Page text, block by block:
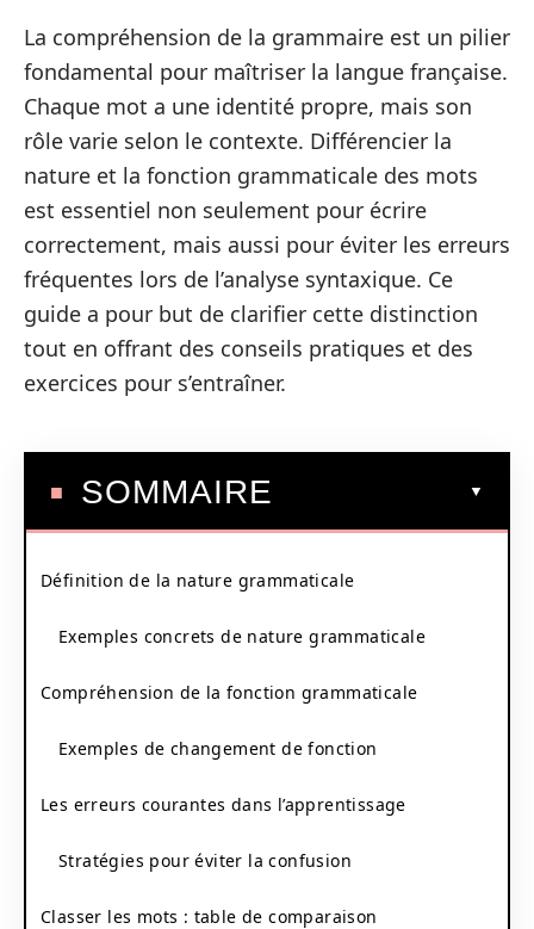
La compréhension de la grammaire est un pilier
fondamental pour maîtriser la langue française.
Chaque mot a une identité propre, mais son
rôle varie selon le contexte. Différencier la
nature et la fonction grammaticale des mots
est essentiel non seulement pour écrire
correctement, mais aussi pour éviter les erreurs
fréquentes lors de l’analyse syntaxique. Ce
guide a pour but de clarifier cette distinction
tout en offrant des conseils pratiques et des
exercices pour s’entraîner.
SOMMAIRE
Définition de la nature grammaticale
Exemples concrets de nature grammaticale
Compréhension de la fonction grammaticale
Exemples de changement de fonction
Les erreurs courantes dans l’apprentissage
Stratégies pour éviter la confusion
Classer les mots : table de comparaison